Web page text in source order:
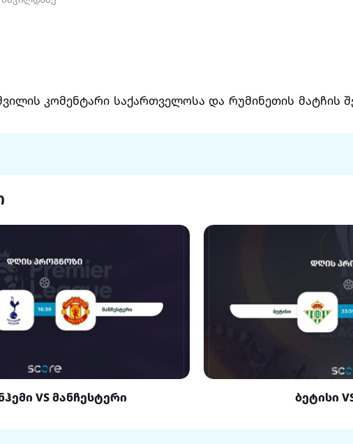
კომენტარი საქართველოსა და რუმინეთის მატჩის
VS მანჩესტერი ბეტისი